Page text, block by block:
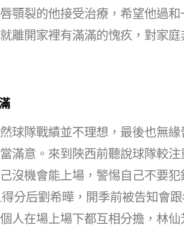
顎裂的他接受治療，希望他過
離開家裡有滿滿的愧疚，對家
球隊戰績並不理想，最後也無
滿意。來到陜西前聽說球隊較
沒機會能上場，警惕自己不要
分后劉希曄，開季前被告知會
人在場上場下都互相分擔，林